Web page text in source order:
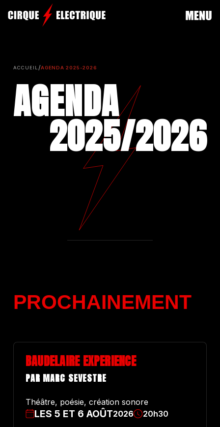
ACCUEIL /AGENDA 2025-2026
AGENDA
2025/2026
PROCHAINEMENT
BAUDELAIRE EXPERIENCE
PAR MARC SEVESTRE
Théâtre, poésie, création sonore
LES5 ET 6 AOÛT2026 20h30